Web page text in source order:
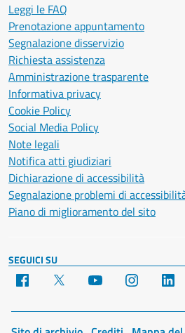
Leggi le FAQ
Prenotazione appuntamento
Segnalazione disservizio
Richiesta assistenza
Amministrazione trasparente
Informativa privacy
Cookie Policy
Social Media Policy
Note legali
Notifica atti giudiziari
Dichiarazione di accessibilità
Segnalazione problemi di
Piano di miglioramento del sito
SEGUICI SU
Facebook YouTube Instagram